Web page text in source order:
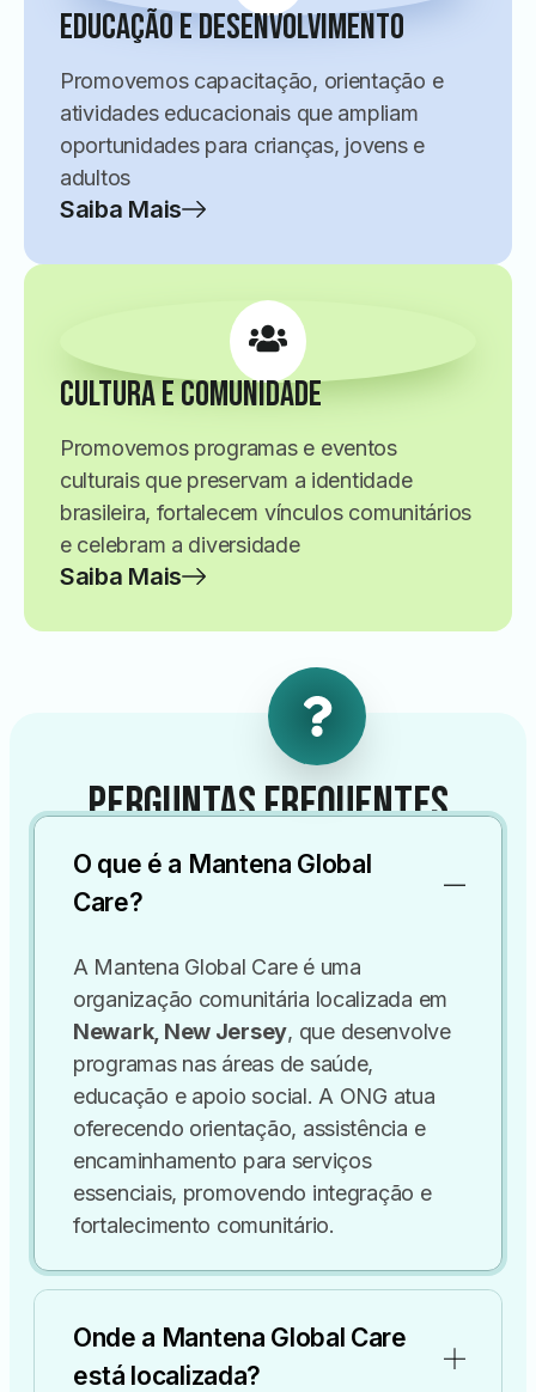
Educação e Desenvolvimento
Promovemos capacitação, orientação e
atividades educacionais que ampliam
oportunidades para crianças, jovens e
adultos
Saiba Mais
Cultura e Comunidade
Promovemos programas e eventos
culturais que preservam a identidade
brasileira, fortalecem vínculos comunitários
e celebram a diversidade
Saiba Mais
Perguntas Frequentes
O que é a Mantena Global
Care?
A Mantena Global Care é uma
organização comunitária localizada em
Newark, New Jersey, que desenvolve
programas nas áreas de saúde,
educação e apoio social. A ONG atua
oferecendo orientação, assistência e
encaminhamento para serviços
essenciais, promovendo integração e
fortalecimento comunitário.
Onde a Mantena Global Care
está localizada?